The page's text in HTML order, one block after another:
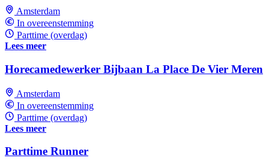
Amsterdam
In overeenstemming
Parttime (overdag)
Lees meer
Horecamedewerker Bijbaan La Place De Vier Meren
Amsterdam
In overeenstemming
Parttime (overdag)
Lees meer
Parttime Runner